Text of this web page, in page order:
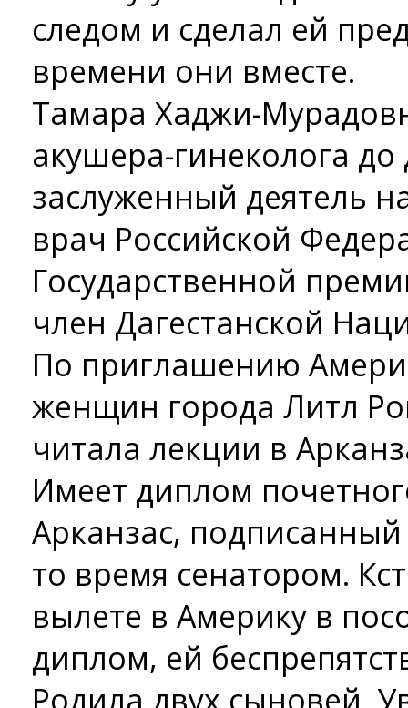
следом и сделал ей
времени они вместе.
Тамара Хаджи-
акушера-гинеколога
заслуженный деятель
врач Российской
Государственной
член Дагестанской
По приглашению
женщин города Литл
читала лекции в
Имеет диплом
Арканзас,
то время сенатором.
вылете в Америку в
диплом, ей